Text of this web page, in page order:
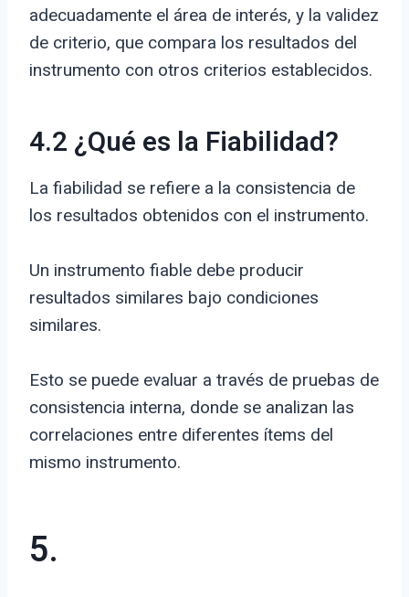
adecuadamente el área de interés, y la validez
de criterio, que compara los resultados del
instrumento con otros criterios establecidos.
4.2 ¿Qué es la Fiabilidad?
La fiabilidad se refiere a la consistencia de
los resultados obtenidos con el instrumento.
Un instrumento fiable debe producir
resultados similares bajo condiciones
similares.
Esto se puede evaluar a través de pruebas de
consistencia interna, donde se analizan las
correlaciones entre diferentes ítems del
mismo instrumento.
5.